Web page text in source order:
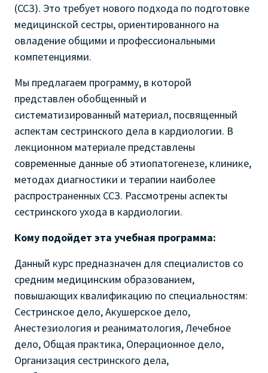
(ССЗ). Это требует нового подхода по подготовке
медицинской сестры, ориентированного на
овладение общими и профессиональными
компетенциями.
Мы предлагаем программу, в которой
представлен обобщенный и
систематизированный материал, посвященный
аспектам сестринского дела в кардиологии. В
лекционном материале представлены
современные данные об этиопатогенезе, клинике,
методах диагностики и терапии наиболее
распространенных ССЗ. Рассмотрены аспекты
сестринского ухода в кардиологии.
Кому подойдет эта учебная программа:
Данный курс предназначен для специалистов со
средним медицинским образованием,
повышающих квалификацию по специальностям:
Сестринское дело,Акушерское дело,
Анестезиология и реаниматология, Лечебное
дело, Общая практика, Операционное дело,
Организация сестринского дела,